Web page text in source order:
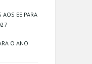
AOS EE PARA
O ANO